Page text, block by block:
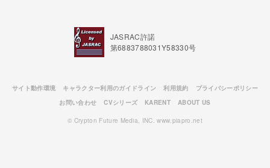
JASRAC許諾
第6883788031Y58330号
サイト動作環境 キャラクター利用のガイドライン 利用規約
プライバシーポリシー
お問い合わせ
CVシリーズ KARENT ABOUT US
© Crypton Future Media, INC. www.piapro.net